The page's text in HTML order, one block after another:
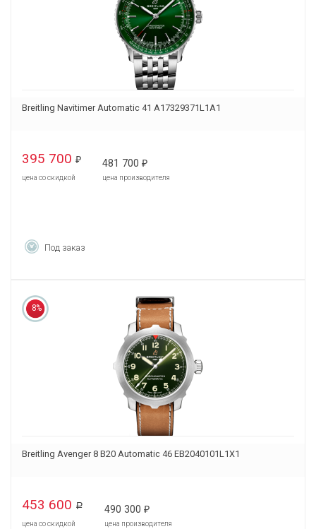
Breitling Navitimer Automatic 41 A17329371L1A1
395 700 ₽
цена со скидкой
481 700 ₽
цена производителя
Под заказ
8%
Breitling Avenger 8 B20 Automatic 46 EB2040101L1X1
453 600 Р
цена со скидкой
490 300 ₽
цена производителя